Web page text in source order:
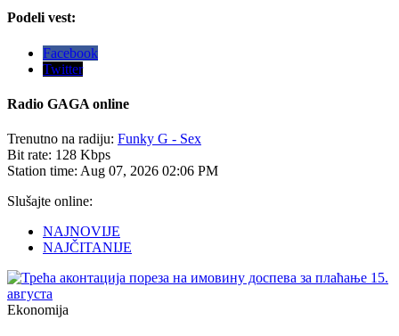
Podeli vest:
Facebook
Twitter
Radio GAGA online
Trenutno na radiju: Funky G - Sex
Bit rate: 128 Kbps
Station time: Aug 07, 2026 02:06 PM
Slušajte online:
NAJNOVIJE
NAJČITANIJE
Ekonomija